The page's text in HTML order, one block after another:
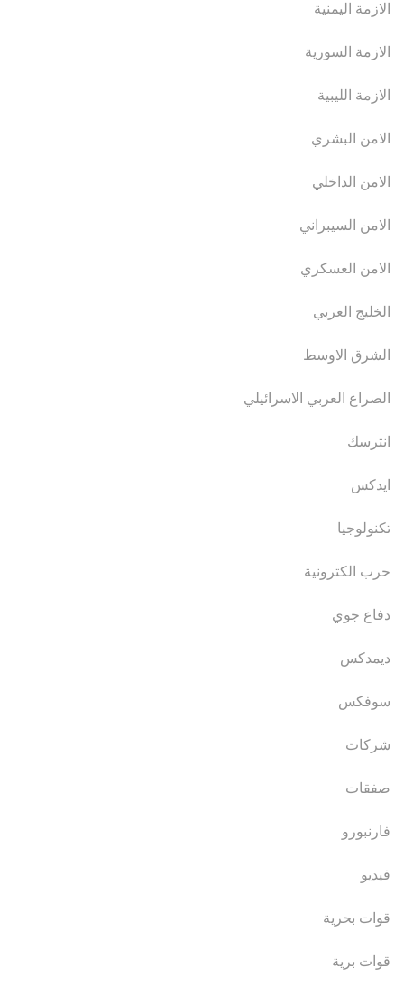
الازمة اليمنية
الازمة السورية
الازمة الليبية
الامن البشري
الامن الداخلي
الامن السيبراني
الامن العسكري
الخليج العربي
الشرق الاوسط
الصراع العربي الاسرائيلي
انترسك
ايدكس
تكنولوجيا
حرب الكترونية
دفاع جوي
ديمدكس
سوفكس
شركات
صفقات
فارنبورو
فيديو
قوات بحرية
قوات برية